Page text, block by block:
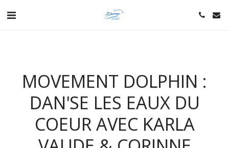
MOVEMENT DOLPHIN :
DAN'SE LES EAUX DU
COEUR AVEC KARLA